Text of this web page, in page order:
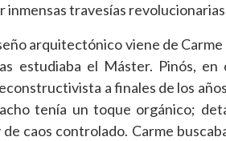
inmensas travesías
arquitectónico viene de
estudiaba el Máster. Pinós,
a finales de los
tenía un toque orgánico;
caos controlado. Carme